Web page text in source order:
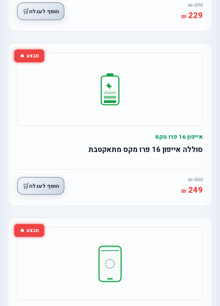
290
229 הוסף לעגלה🛒
מבצע 🔥
אייפון 16 פרו מקס
סוללה אייפון 16 פרו מקס מתאקטבת
300
249 הוסף לעגלה🛒
מבצע 🔥